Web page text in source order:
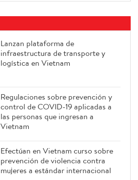
Lanzan plataforma de
infraestructura de transporte y
logística en Vietnam
Regulaciones sobre prevención y
control de COVID-19 aplicadas a
las personas que ingresan a
Vietnam
Efectúan en Vietnam curso sobre
prevención de violencia contra
mujeres a estándar internacional